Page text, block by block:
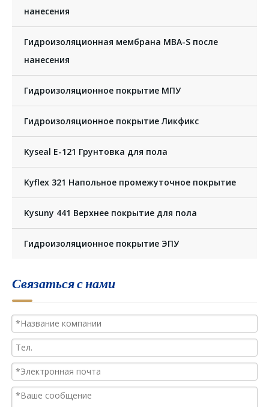
нанесения
Гидроизоляционная мембрана MBA-S после
нанесения
Гидроизоляционное покрытие МПУ
Гидроизоляционное покрытие Ликфикс
Kyseal E-121 Грунтовка для пола
Kyflex 321 Напольное промежуточное покрытие
Kysuny 441 Верхнее покрытие для пола
Гидроизоляционное покрытие ЭПУ
Связаться с нами